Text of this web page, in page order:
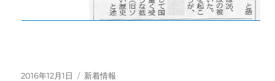
投
2016年12月1日
カ
新着情報